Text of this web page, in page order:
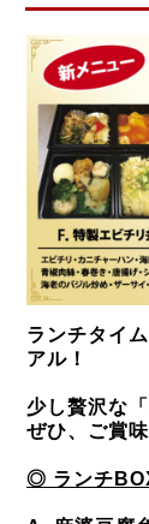
ランチタイ
アル！
少し贅沢な
ぜひ、ご賞
◎ ランチ